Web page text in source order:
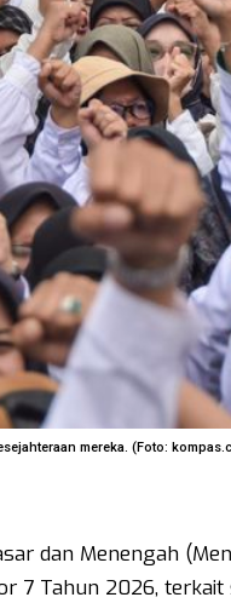
mereka. (Foto:
dan Menengah
7 Tahun 2026,